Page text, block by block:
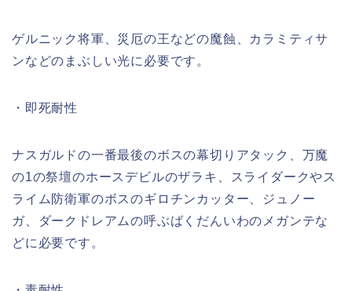
ゲルニック将軍、災厄の王などの魔蝕、カラミティサ
ンなどのまぶしい光に必要です。
・即死耐性
ナスガルドの一番最後のボスの幕切りアタック、万魔
の1の祭壇のホースデビルのザラキ、スライダークやス
ライム防衛軍のボスのギロチンカッター、ジュノー
ガ、ダークドレアムの呼ぶばくだんいわのメガンテな
どに必要です。